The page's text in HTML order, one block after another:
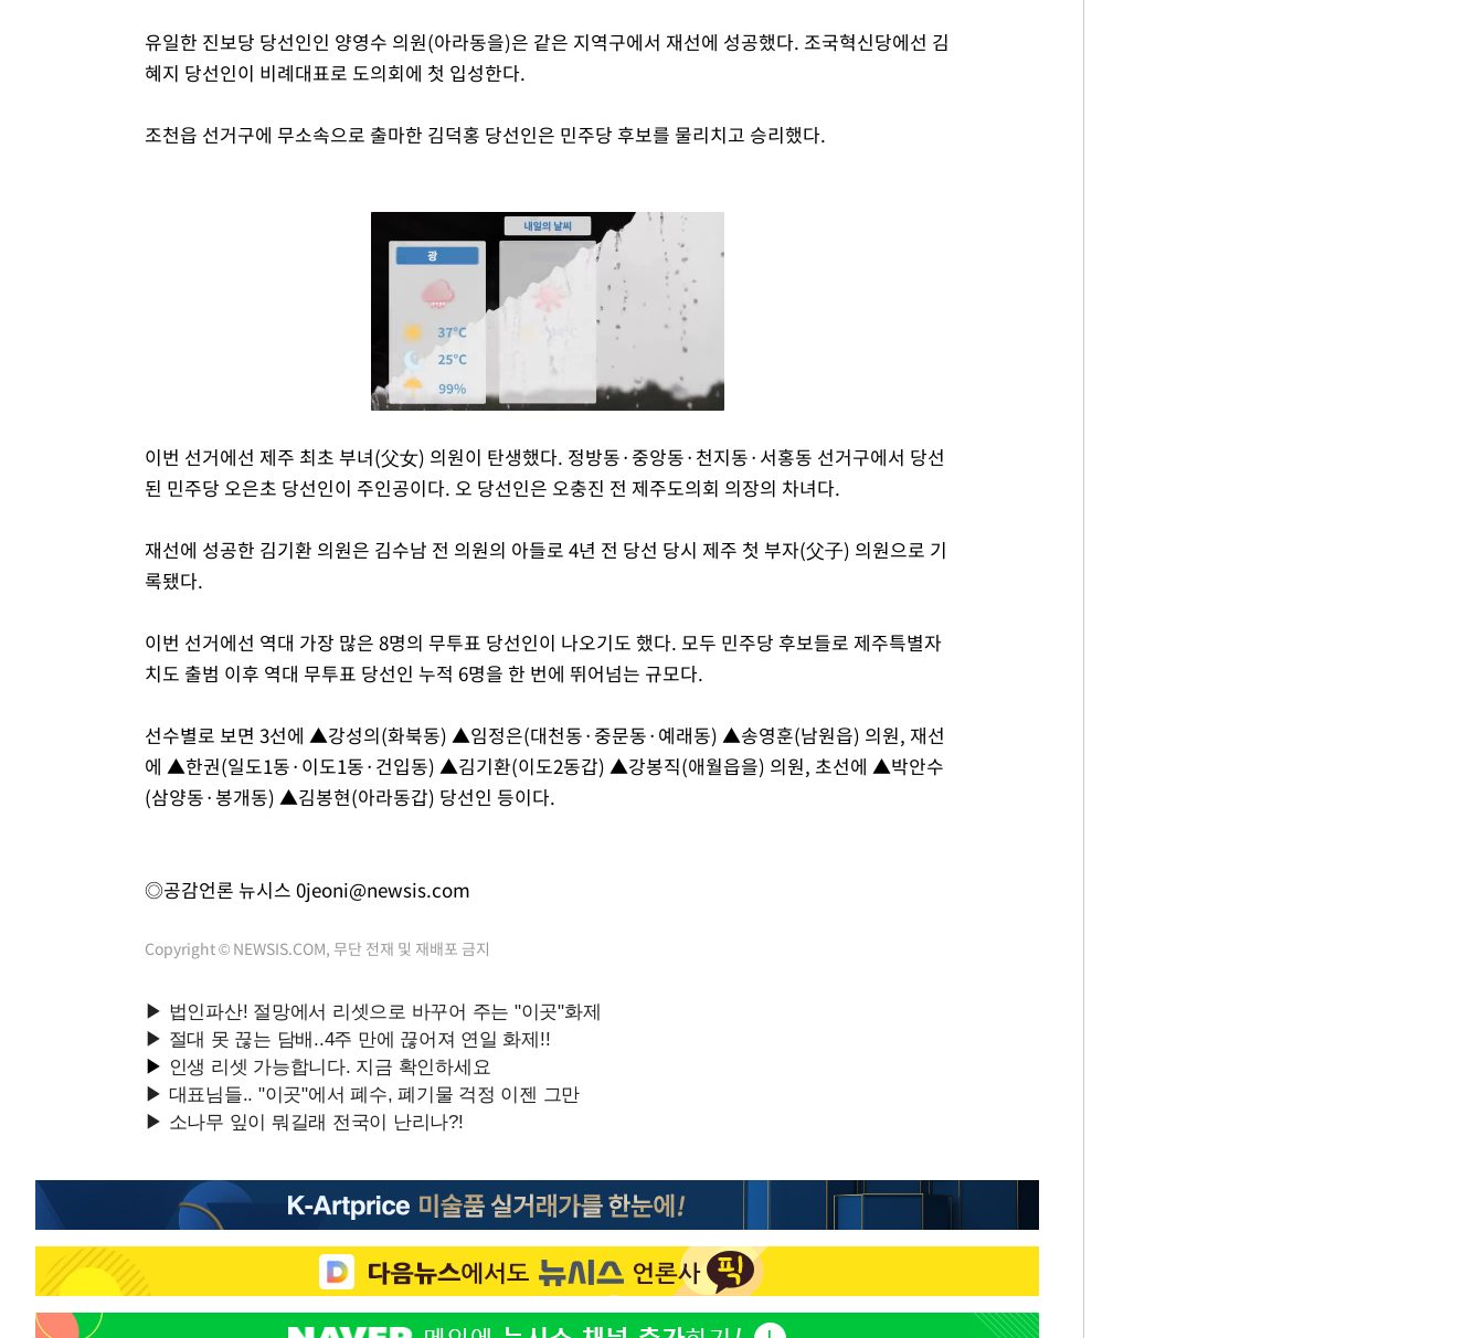
유일한 진보당 당선인인 양영수 의원(아라동을)은 같은 지역구에서 재선에 성공했다. 조국혁신당에선 김
혜지 당선인이 비례대표로 도의회에 첫 입성한다.
조천읍 선거구에 무소속으로 출마한 김덕홍 당선인은 민주당 후보를 물리치고 승리했다.
Mute
이번 선거에선 제주 최초 부녀(父女) 의원이 탄생했다. 정방동·중앙동·천지동·서홍동 선거구에서 당선
된 민주당 오은초 당선인이 주인공이다. 오 당선인은 오충진 전 제주도의회 의장의 차녀다.
재선에 성공한 김기환 의원은 김수남 전 의원의 아들로 4년 전 당선 당시 제주 첫 부자(父子) 의원으로 기
록됐다.
이번 선거에선 역대 가장 많은 8명의 무투표 당선인이 나오기도 했다. 모두 민주당 후보들로 제주특별자
치도 출범 이후 역대 무투표 당선인 누적 6명을 한 번에 뛰어넘는 규모다.
선수별로 보면 3선에 ▲강성의(화북동) ▲임정은(대천동·중문동·예래동) ▲송영훈(남원읍) 의원, 재선
에 ▲한권(일도1동·이도1동·건입동) ▲김기환(이도2동갑) ▲강봉직(애월읍을) 의원, 초선에 ▲박안수
(삼양동·봉개동) ▲김봉현(아라동갑) 당선인 등이다.
◎공감언론 뉴시스 0jeoni@newsis.com
Copyright © NEWSIS.COM, 무단 전재 및 재배포 금지